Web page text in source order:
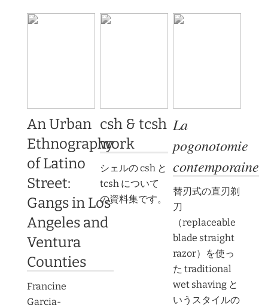
An Urban
Ethnography
of Latino
Street:
Gangs in Los
Angeles and
Ventura
Counties
Francine
Garcia-
csh & tcsh
work
シェルの csh と
tcsh について
の資料集です。
La
pogonotomie
contemporaine
替刃式の直刃剃
刀
（replaceable
blade straight
razor）を使っ
た traditional
wet shaving と
いうスタイルの